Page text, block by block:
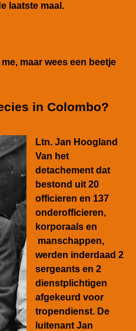
laatste maal.
maar wees een beetje
in Colombo?
Ltn. Jan Hoogland
Van het
detachement dat
bestond uit 20
officieren en 137
onderofficieren,
korporaals en
manschappen,
werden inderdaad 2
sergeants en 2
dienstplichtigen
afgekeurd voor
tropendienst. De
luitenant Jan